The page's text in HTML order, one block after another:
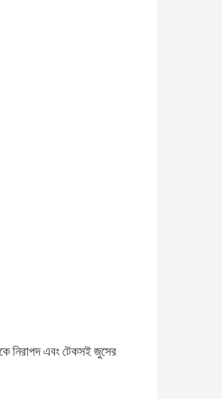
নিরাপদ এবং টেকসই জুসের